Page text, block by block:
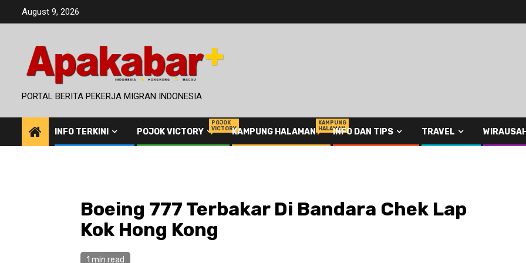
August 9, 2026
PORTAL BERITA PEKERJA MIGRAN INDONESIA
INFO TERKINI POJOK VICTORY
POJOK
VICTORYKAMPUNG HALAMAN
KAMPUNG
HALAMANINFO DAN TIPS TRAVEL
Boeing 777 Terbakar Di Bandara Chek Lap
Kok Hong Kong
1 min read